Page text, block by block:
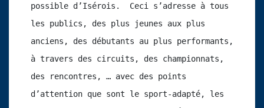
possible d’Isérois.  Ceci s’adresse à tous
les publics, des plus jeunes aux plus
anciens, des débutants au plus performants,
à travers des circuits, des championnats,
des rencontres, … avec des points
d’attention que sont le sport-adapté, les